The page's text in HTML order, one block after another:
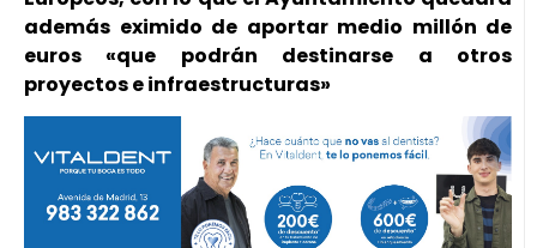
además eximido de aportar medio millón de
euros «que podrán destinarse a otros
proyectos e infraestructuras»